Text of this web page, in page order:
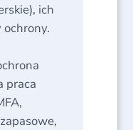
ich
ochrony.
praca